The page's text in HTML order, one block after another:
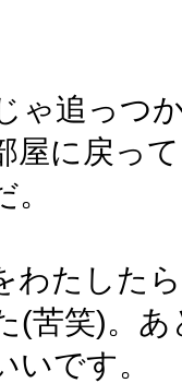
ゃ追っつ
屋に戻っ
わたした
(苦笑)。
いです。